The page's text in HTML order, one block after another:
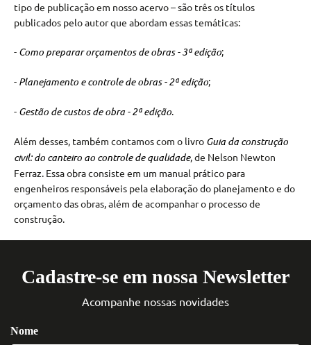
tipo de publicação em nosso acervo – são três os títulos
publicados pelo autor que abordam essas temáticas:
- Como preparar orçamentos de obras - 3ª edição;
- Planejamento e controle de obras - 2ª edição;
- Gestão de custos de obra - 2ª edição.
Além desses, também contamos com o livro Guia da construção
civil: do canteiro ao controle de qualidade, de Nelson Newton
Ferraz. Essa obra consiste em um manual prático para
engenheiros responsáveis pela elaboração do planejamento e do
orçamento das obras, além de acompanhar o processo de
construção.
Cadastre-se em nossa Newsletter
Acompanhe nossas novidades
Nome